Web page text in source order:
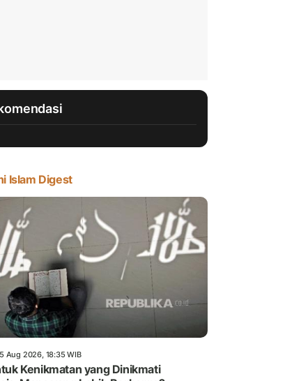
Islam Digest
Aug 2026, 18:35 WIB
Kenikmatan yang Dinikmati